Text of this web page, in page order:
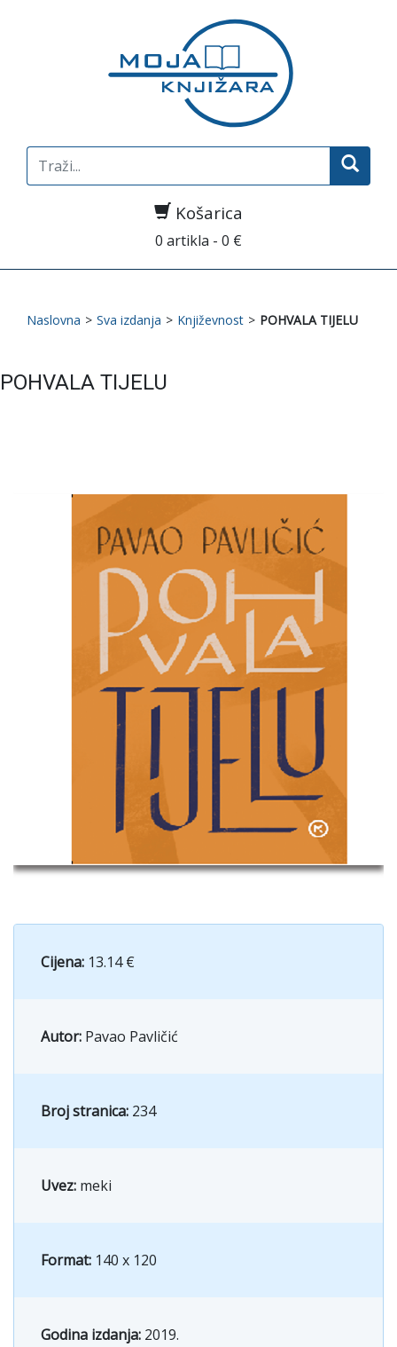
Search
for:
Košarica
0 artikla - 0 €
Naslovna > Sva izdanja > Književnost > POHVALA TIJELU
POHVALA TIJELU
Cijena: 13.14 €
Autor: Pavao Pavličić
Broj stranica: 234
Uvez: meki
Format: 140 x 120
Godina izdanja: 2019.